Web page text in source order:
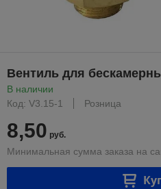
Вентиль для
В наличии
Код: V3.15-1
Розница
8,50 руб.
Минимальная сумма заказа на